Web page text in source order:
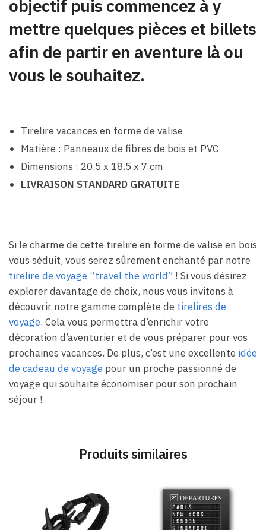
objectif puis commencez à y
mettre quelques pièces et billets
afin de partir en aventure là ou
vous le souhaitez.
Tirelire vacances en forme de valise
Matière : Panneaux de fibres de bois et PVC
Dimensions : 20.5 x 18.5 x 7 cm
LIVRAISON STANDARD GRATUITE
Si le charme de cette tirelire en forme de valise en bois
vous séduit, vous serez sûrement enchanté par notre
tirelire de voyage “travel the world” ! Si vous désirez
explorer davantage de choix, nous vous invitons à
découvrir notre gamme complète de tirelires de
voyage. Cela vous permettra d’enrichir votre
décoration d’aventurier et de vous préparer pour vos
prochaines vacances. De plus, c’est une excellente idée
de cadeau de voyage pour un proche passionné de
voyage qui souhaite économiser pour son prochain
séjour !
Produits similaires